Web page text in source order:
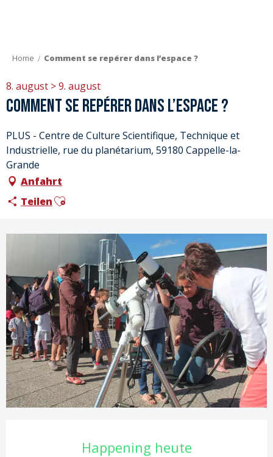
Home Comment se repérer dans l’espace ?
8. august > 9. august
Comment se repérer dans l’espace ?
PLUS - Centre de Culture Scientifique, Technique et
Industrielle, rue du planétarium, 59180 Cappelle-la-
Grande
Anfahrt
TeilenAjouter aux favoris
Öffnungszeiten & Kontaktdaten
Happening heute